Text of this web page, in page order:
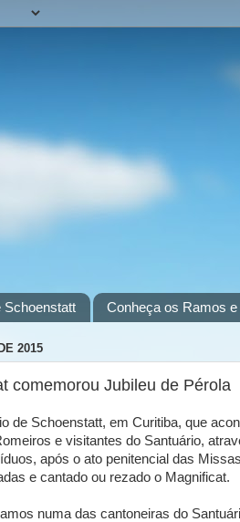
Schoenstatt Conheça os Ramos
2015
comemorou Jubileu de Pérola
de Schoenstatt, em Curitiba, que
e visitantes do Santuário,
após o ato penitencial das
e cantado ou rezado o Magnificat.
numa das cantoneiras do